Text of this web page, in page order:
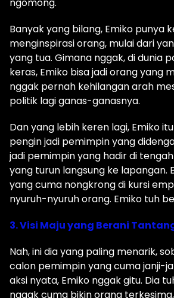
Banyak yang bilang, Emiko punya
menginspirasi orang, mulai dari
yang tua. Gimana nggak, di dunia
keras, Emiko bisa jadi orang yang
nggak pernah kehilangan arah
politik lagi ganas-ganasnya.
Dan yang lebih keren lagi, Emiko
pengin jadi pemimpin yang
jadi pemimpin yang hadir di
yang turun langsung ke lapangan.
yang cuma nongkrong di kursi
nyuruh-nyuruh orang. Emiko tuh
3. Visi Maju yang Berani
Nah, ini dia yang paling menarik,
calon pemimpin yang cuma janji-
aksi nyata, Emiko nggak gitu. Dia
nggak cuma bikin orang